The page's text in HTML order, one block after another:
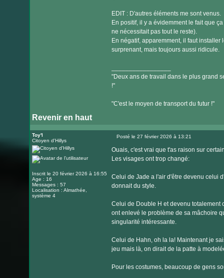
EDIT : D'autres éléments me sont venus.
En positif, il y a évidemment le fait que
ne nécessitait pas tout le reste).
En négatif, apparemment, il faut
surprenant, mais toujours aussi ridicule.
"Deux ans de travail dans le plus grand
!"
"C'est le moyen de transport du futur !"
Revenir en haut
Toy'l
Citoyen d'Hillys
Inscrit le 20 février 2026 à 16:55
Age : 16
Messages : 57
Localisation : Almathée,
système 4
Posté le 27 février 2026 à 13:21
Ouais, c'est vrai que t'as raison sur
Les visages ont trop changé:
Celui de Jade a l'air d'être devenu celui
donnait du style.
Celui de Double H et devenu totalement
ont enlevé le problème de sa mâchoire
singularité intéressante.
Celui de Hahn, oh la la! Maintenant je
jeu mais là, on dirait de la patte à
Pour les costumes, beaucoup de gens